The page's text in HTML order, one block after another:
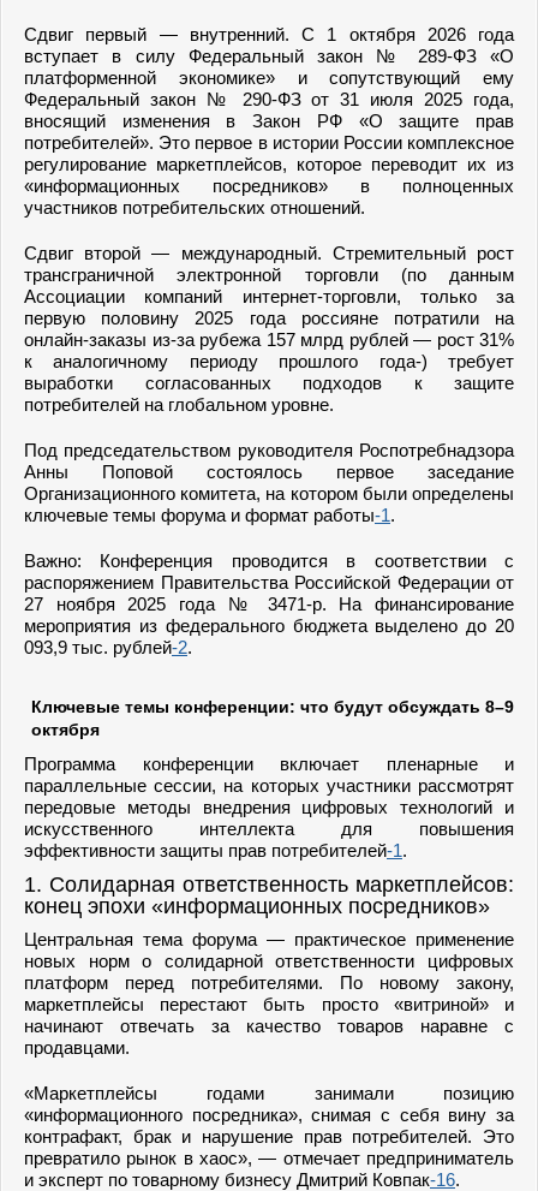
Сдвиг первый — внутренний. С 1 октября 2026 года
вступает в силу Федеральный закон № 289-ФЗ «О
платформенной экономике» и сопутствующий ему
Федеральный закон № 290-ФЗ от 31 июля 2025 года,
вносящий изменения в Закон РФ «О защите прав
потребителей». Это первое в истории России комплексное
регулирование маркетплейсов, которое переводит их из
«информационных посредников» в полноценных
участников потребительских отношений.
Сдвиг второй — международный. Стремительный рост
трансграничной электронной торговли (по данным
Ассоциации компаний интернет-торговли, только за
первую половину 2025 года россияне потратили на
онлайн-заказы из-за рубежа 157 млрд рублей — рост 31%
к аналогичному периоду прошлого года-) требует
выработки согласованных подходов к защите
потребителей на глобальном уровне.
Под председательством руководителя Роспотребнадзора
Анны Поповой состоялось первое заседание
Организационного комитета, на котором были определены
ключевые темы форума и формат работы-1.
Важно: Конференция проводится в соответствии с
распоряжением Правительства Российской Федерации от
27 ноября 2025 года № 3471-р. На финансирование
мероприятия из федерального бюджета выделено до 20
093,9 тыс. рублей-2.
Ключевые темы конференции: что будут обсуждать 8–9
октября
Программа конференции включает пленарные и
параллельные сессии, на которых участники рассмотрят
передовые методы внедрения цифровых технологий и
искусственного интеллекта для повышения
эффективности защиты прав потребителей-1.
1. Солидарная ответственность маркетплейсов:
конец эпохи «информационных посредников»
Центральная тема форума — практическое применение
новых норм о солидарной ответственности цифровых
платформ перед потребителями. По новому закону,
маркетплейсы перестают быть просто «витриной» и
начинают отвечать за качество товаров наравне с
продавцами.
«Маркетплейсы годами занимали позицию
«информационного посредника», снимая с себя вину за
контрафакт, брак и нарушение прав потребителей. Это
превратило рынок в хаос», — отмечает предприниматель
и эксперт по товарному бизнесу Дмитрий Ковпак-16.